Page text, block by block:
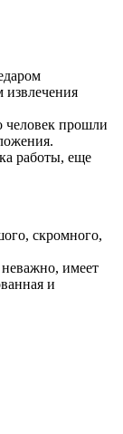
извлечения
человек прошли
работы, еще
скромного,
неважно, имеет
и